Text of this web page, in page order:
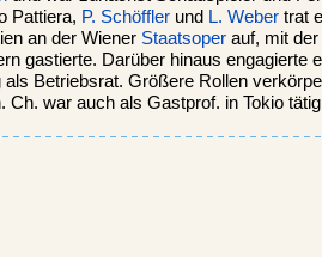
Pattiera, P. Schöffler und L. Weber trat
an der Wiener Staatsoper auf, mit
gastierte. Darüber hinaus engagierte
als Betriebsrat. Größere Rollen
Ch. war auch als Gastprof. in Tokio